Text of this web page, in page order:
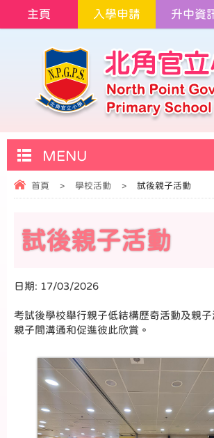
主頁 入學申請 升中資
MENU
首頁 > 學校活動 > 試後親子活動
試後親子活動
日期: 17/03/2026
考試後學校舉行親子低結構歷奇活動及親
親子間溝通和促進彼此欣賞。